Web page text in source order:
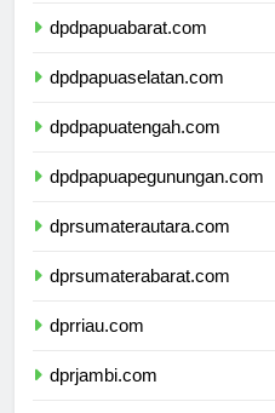
dpdpapuabarat.com
dpdpapuaselatan.com
dpdpapuatengah.com
dpdpapuapegunungan.com
dprsumaterautara.com
dprsumaterabarat.com
dprriau.com
dprjambi.com